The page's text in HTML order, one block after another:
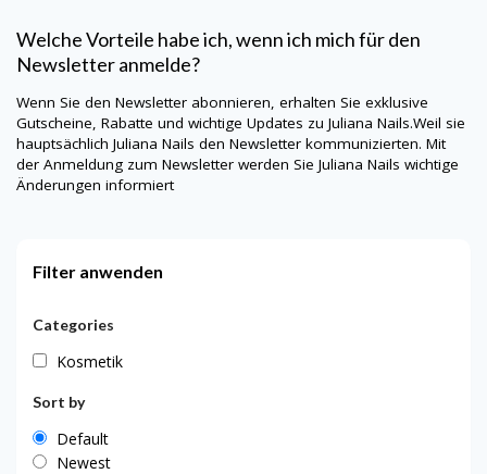
Welche Vorteile habe ich, wenn ich mich für den
Newsletter anmelde?
Wenn Sie den Newsletter abonnieren, erhalten Sie exklusive
Gutscheine, Rabatte und wichtige Updates zu Juliana Nails.Weil sie
hauptsächlich Juliana Nails den Newsletter kommunizierten. Mit
der Anmeldung zum Newsletter werden Sie Juliana Nails wichtige
Änderungen informiert
Filter anwenden
Categories
Kosmetik
Sort by
Default
Newest